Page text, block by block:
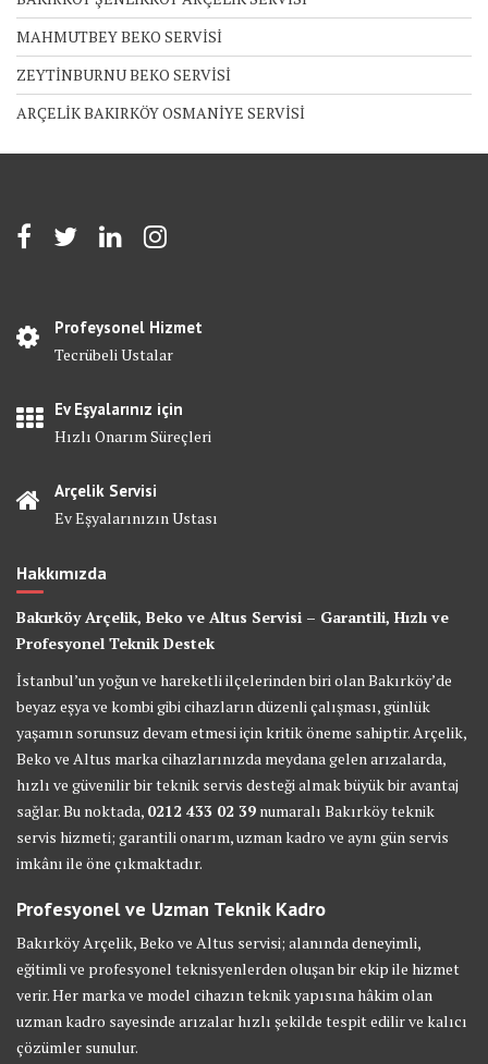
MAHMUTBEY BEKO SERVİSİ
ZEYTİNBURNU BEKO SERVİSİ
ARÇELİK BAKIRKÖY OSMANİYE SERVİSİ
Profeysonel Hizmet
Tecrübeli Ustalar
Ev Eşyalarınız için
Hızlı Onarım Süreçleri
Arçelik Servisi
Ev Eşyalarınızın Ustası
Hakkımızda
Bakırköy Arçelik, Beko ve Altus Servisi – Garantili, Hızlı ve
Profesyonel Teknik Destek
İstanbul’un yoğun ve hareketli ilçelerinden biri olan Bakırköy’de
beyaz eşya ve kombi gibi cihazların düzenli çalışması, günlük
yaşamın sorunsuz devam etmesi için kritik öneme sahiptir. Arçelik,
Beko ve Altus marka cihazlarınızda meydana gelen arızalarda,
hızlı ve güvenilir bir teknik servis desteği almak büyük bir avantaj
sağlar. Bu noktada, 0212 433 02 39 numaralı Bakırköy teknik
servis hizmeti; garantili onarım, uzman kadro ve aynı gün servis
imkânı ile öne çıkmaktadır.
Profesyonel ve Uzman Teknik Kadro
Bakırköy Arçelik, Beko ve Altus servisi; alanında deneyimli,
eğitimli ve profesyonel teknisyenlerden oluşan bir ekip ile hizmet
verir. Her marka ve model cihazın teknik yapısına hâkim olan
uzman kadro sayesinde arızalar hızlı şekilde tespit edilir ve kalıcı
çözümler sunulur.